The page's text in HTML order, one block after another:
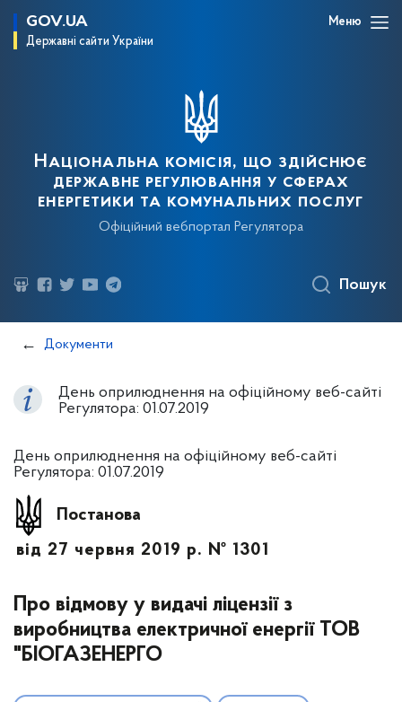
GOV.UA
Державні сайти України
Меню
Національна комісія, що здійснює
державне регулювання у сферах
енергетики та комунальних послуг
Офіційний вебпортал Регулятора
Пошук
Документи
День оприлюднення на офіційному веб-сайті
Регулятора: 01.07.2019
День оприлюднення на офіційному веб-сайті
Регулятора: 01.07.2019
Постанова
від 27 червня 2019 р. № 1301
Про відмову у видачі ліцензії з
виробництва електричної енергії ТОВ
"БІОГАЗЕНЕРГО